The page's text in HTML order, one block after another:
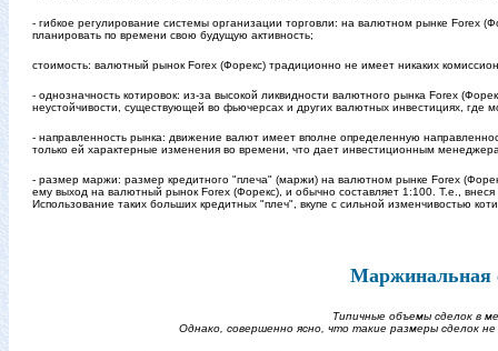
- гибкое регулирование системы организации торговли: на валютном рынке Forex
планировать по времени свою будущую активность;
стоимость: валютный рынок Forex (Форекс) традиционно не имеет никаких
- однозначность котировок: из-за высокой ликвидности валютного рынка Forex
неустойчивости, существующей во фьючерсах и других валютных инвестициях,
- направленность рынка: движение валют имеет вполне определенную
только ей характерные изменения во времени, что дает инвестиционным
- размер маржи: размер кредитного "плеча" (маржи) на валютном рынке Forex
ему выход на валютный рынок Forex (Форекс), и обычно составляет 1:100. Т.е.,
Использование таких больших кредитных "плеч", вкупе с сильной изменчивостью
Маржинальная
Типичные объемы сделок в
Однако, совершенно ясно, что такие размеры сделок